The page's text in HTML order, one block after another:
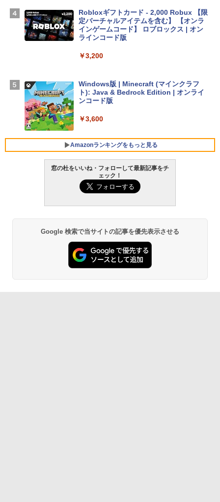
D - シルバー
￥261,414
【Amazon.co.jp限定】 HP ノートパソコ
￥129,800
FMV ノートパソコン WE1-K3 (MS 365 P
VWK3E15W_AZ
￥139,880
Robloxギフトカード - 2,000 Robux 【限
定バーチャルアイテムを含む】 【オンラ
インゲームコード】 ロブロックス | オン
ラインコード版
￥3,200
Windows版 | Minecraft (マインクラフ
ト): Java & Bedrock Edition | オンライ
ンコード版
￥3,600
Amazonランキングをもっと見る
生成AIパスポート公式テキスト 第４版
￥1,766
AIイラスト表現辞典: 思い通りの絵を引き
出す プロンプトの言葉 AI画像生成シリー
ズ (はぴーイラストLabo)
Amazon Kindle Paperwhite (16GB) 7イ
ンチディスプレイ、色調調節ライト、12
￥22,980
Amazon Kindle - 目に優しい、かさばら
ない、大きな画面で読みやすい、6週間持
書籍リーダー、ブラック、16GB、広告な
窓の杜をいいね・フォローして最新記事をチ
ェック！
Google 検索で当サイトの記事を優先表示させる